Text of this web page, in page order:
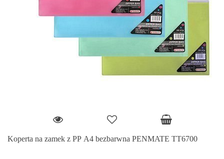
Koperta na zamek z PP A4 bezbarwna PENMATE TT6700